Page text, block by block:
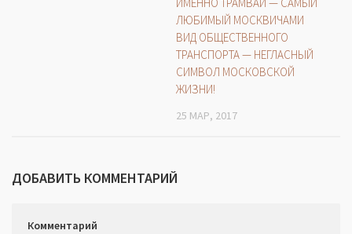
ЛЮБИМЫЙ МОСКВИЧАМИ
ВИД ОБЩЕСТВЕННОГО
ТРАНСПОРТА — НЕГЛАСНЫЙ
СИМВОЛ МОСКОВСКОЙ
ЖИЗНИ!
25 МАР, 2017
ДОБАВИТЬ КОММЕНТАРИЙ
Комментарий